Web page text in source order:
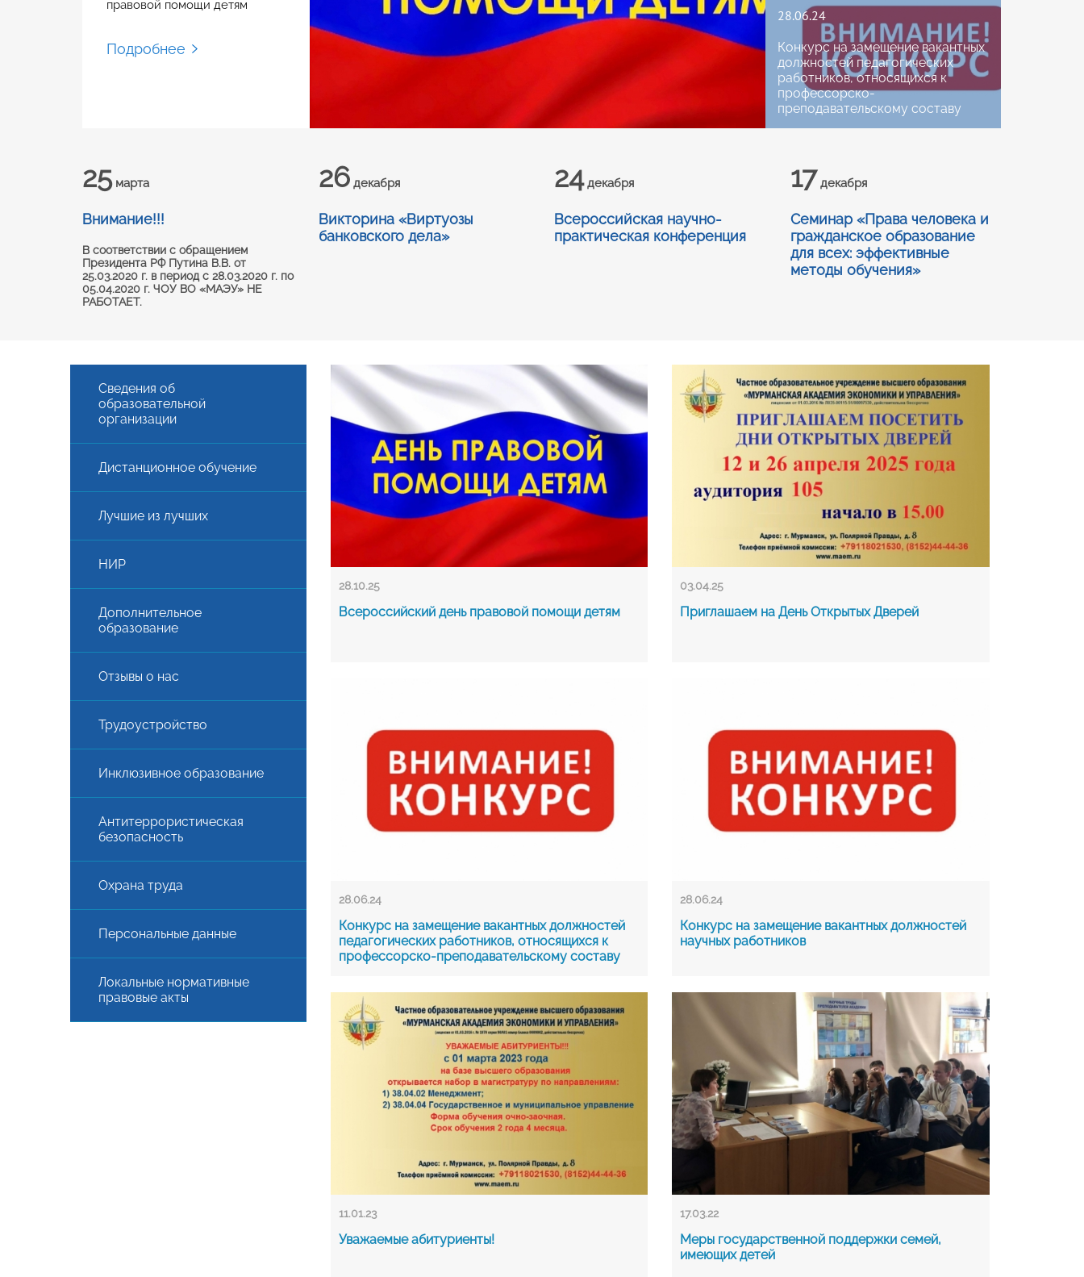
правовой помощи детям
Подробнее
28.06.24
Конкурс на замещение вакантных
должностей педагогических
работников, относящихся к
профессорско-
преподавательскому составу
25марта
Внимание!!!
В соответствии с обращением
Президента РФ Путина В.В. от
25.03.2020 г. в период с 28.03.2020 г. по
05.04.2020 г. ЧОУ ВО «МАЭУ» НЕ
РАБОТАЕТ.
26декабря
Викторина «Виртуозы
банковского дела»
24декабря
Всероссийская научно-
практическая конференция
17 декабря
Семинар «Права человека и
гражданское образование
для всех: эффективные
методы обучения»
Сведения об
образовательной
организации
Дистанционное обучение
Лучшие из лучших
НИР
Дополнительное
образование
Отзывы о нас
Трудоустройство
Инклюзивное образование
Антитеррористическая
безопасность
Охрана труда
Персональные данные
Локальные нормативные
правовые акты
28.10.25
Всероссийский день правовой помощи детям
03.04.25
Приглашаем на День Открытых Дверей
28.06.24
Конкурс на замещение вакантных должностей
педагогических работников, относящихся к
профессорско-преподавательскому составу
28.06.24
Конкурс на замещение вакантных должностей
научных работников
11.01.23
Уважаемые абитуриенты!
17.03.22
Меры государственной поддержки семей,
имеющих детей